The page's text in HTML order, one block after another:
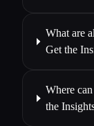
What are
Get the
Where
the